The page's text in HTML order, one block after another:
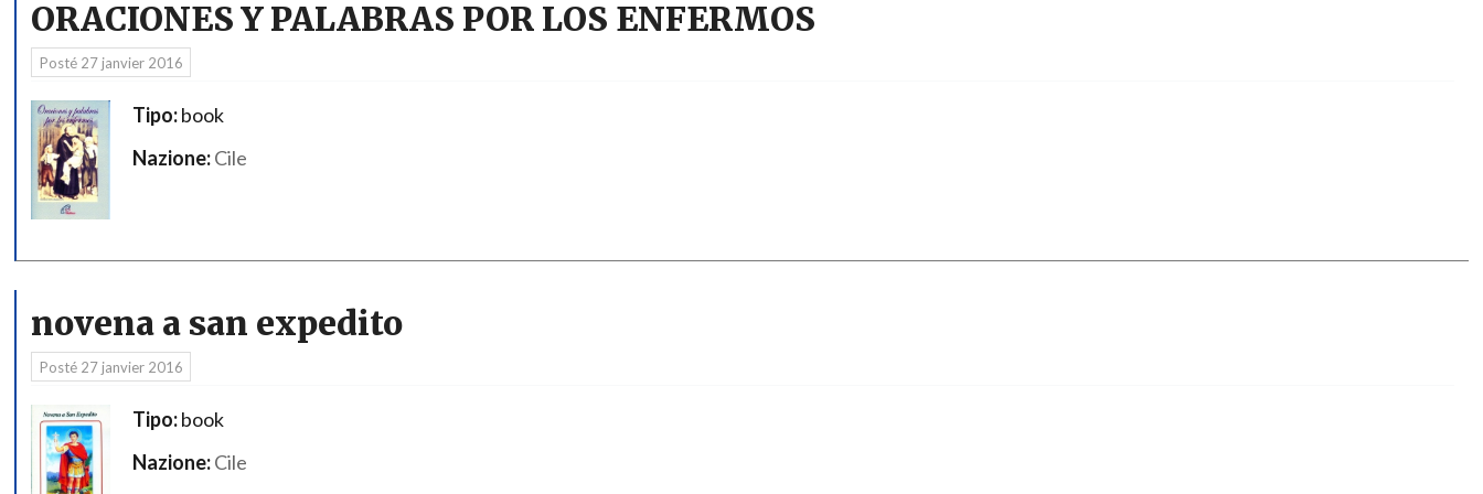
ORACIONES Y PALABRAS POR LOS ENFERMOS
Posté 27 janvier 2016
Tipo:book
Nazione:Cile
novena a san expedito
Posté 27 janvier 2016
Tipo:book
Nazione:Cile